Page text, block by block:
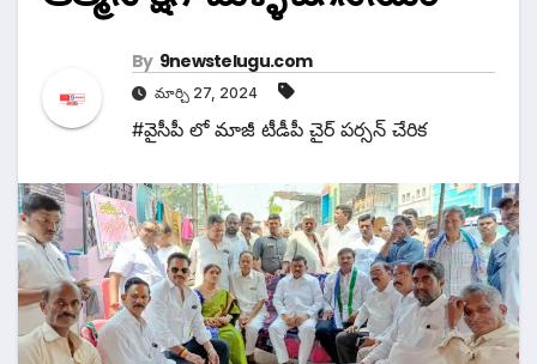
By 9newstelugu.com
మార్చి 27, 2024
#వైసీపీ లో మాజీ టీడీపీ చైర్ పర్సన్ చేరిక